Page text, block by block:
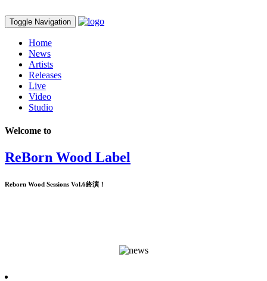
Toggle Navigation
Home
News
Artists
Releases
Live
Video
Studio
Welcome to
ReBorn Wood Label
Reborn Wood Sessions Vol.6終演！